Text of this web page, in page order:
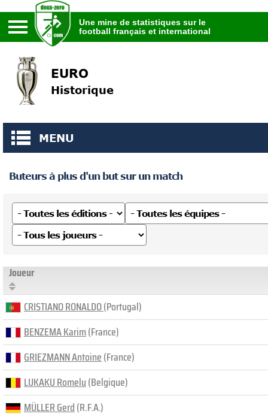
football français et international
Une mine de statistiques sur le
football français et international
EURO
Historique
MENU
Buteurs à plus d'un but sur un match
Joueur
CRISTIANO RONALDO(Portugal)
BENZEMA Karim(France)
GRIEZMANN Antoine(France)
LUKAKU Romelu(Belgique)
MÜLLER Gerd(R.F.A.)